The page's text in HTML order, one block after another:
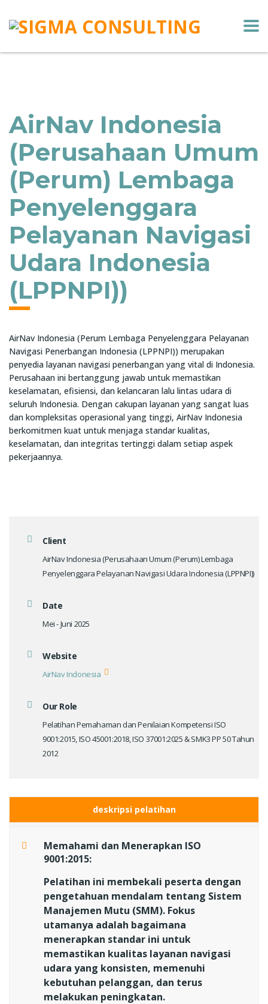
AirNav Indonesia
(Perusahaan Umum
(Perum) Lembaga
Penyelenggara
Pelayanan Navigasi
Udara Indonesia
(LPPNPI))
AirNav Indonesia (Perum Lembaga Penyelenggara Pelayanan
Navigasi Penerbangan Indonesia (LPPNPI)) merupakan
penyedia layanan navigasi penerbangan yang vital di Indonesia.
Perusahaan ini bertanggung jawab untuk memastikan
keselamatan, efisiensi, dan kelancaran lalu lintas udara di
seluruh Indonesia. Dengan cakupan layanan yang sangat luas
dan kompleksitas operasional yang tinggi, AirNav Indonesia
berkomitmen kuat untuk menjaga standar kualitas,
keselamatan, dan integritas tertinggi dalam setiap aspek
pekerjaannya.
Client
AirNav Indonesia (Perusahaan Umum (Perum) Lembaga
Penyelenggara Pelayanan Navigasi Udara Indonesia (LPPNPI))
Date
Mei - Juni 2025
Website
AirNav Indonesia
Our Role
Pelatihan Pemahaman dan Penilaian Kompetensi ISO
9001:2015, ISO 45001:2018, ISO 37001:2025 & SMK3 PP 50 Tahun
2012
deskripsi pelatihan
Memahami dan Menerapkan ISO
9001:2015:
Pelatihan ini membekali peserta dengan
pengetahuan mendalam tentang Sistem
Manajemen Mutu (SMM). Fokus
utamanya adalah bagaimana
menerapkan standar ini untuk
memastikan kualitas layanan navigasi
udara yang konsisten, memenuhi
kebutuhan pelanggan, dan terus
melakukan peningkatan.